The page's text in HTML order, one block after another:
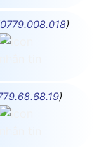
0779.008.018)
)